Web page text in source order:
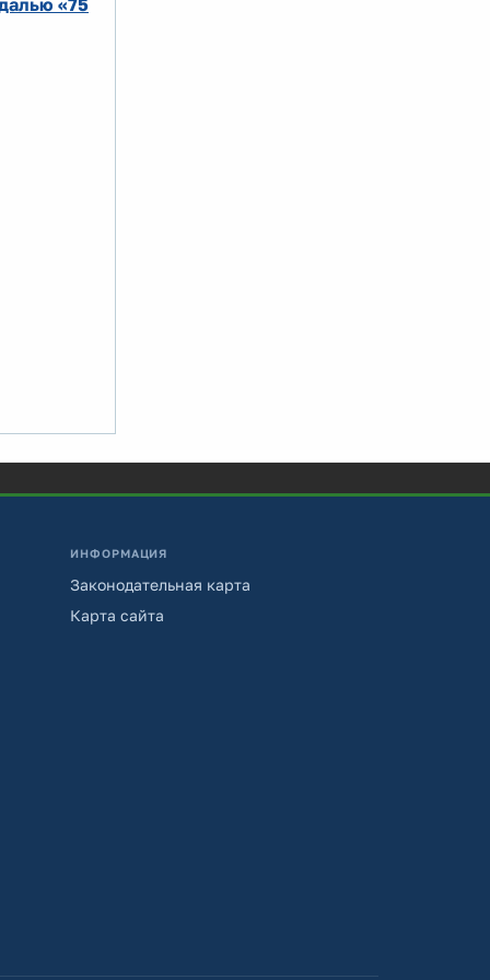
«75
ИНФОРМАЦИЯ
Законодательная карта
Карта сайта